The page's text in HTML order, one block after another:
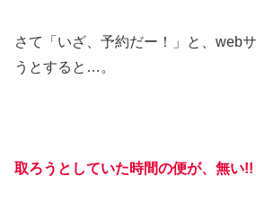
さて「いざ、予約だー！」と、web
うとすると…。
取ろうとしていた時間の便が、無い!!